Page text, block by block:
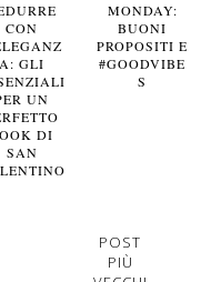
CON
A: GLI
UN
DI
SAN
MONDAY:
BUONI
PROPOSITI E
#GOODVIBE
S
POST
PIÙ